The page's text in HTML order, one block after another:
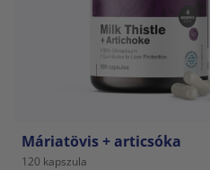
Máriatövis + articsóka
120 kapszula